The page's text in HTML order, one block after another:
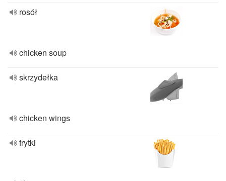
rosół
chicken soup
skrzydełka
chicken wings
frytki